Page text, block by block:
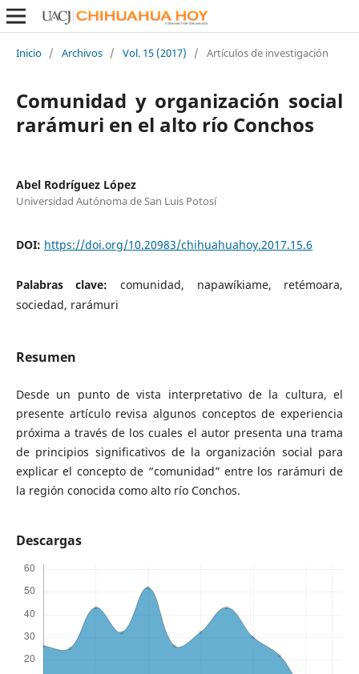
Inicio / Archivos / Vol. 15 (2017) / Artículos de investigación
Comunidad y organización social
rarámuri en el alto río Conchos
Abel Rodríguez López
Universidad Autónoma de San Luis Potosí
DOI: https://doi.org/10.20983/chihuahuahoy.2017.15.6
Palabras clave: comunidad, napawíkiame, retémoara,
sociedad, rarámuri
Resumen
Desde un punto de vista interpretativo de la cultura, el
presente artículo revisa algunos conceptos de experiencia
próxima a través de los cuales el autor presenta una trama
de principios significativos de la organización social para
explicar el concepto de “comunidad” entre los rarámuri de
la región conocida como alto río Conchos.
Descargas